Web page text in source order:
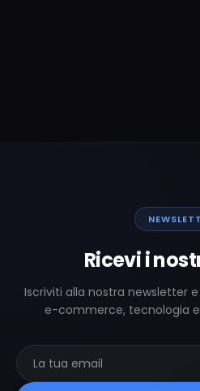
Ricevi i
Iscriviti alla nostra newsletter
e-commerce, tecnologia